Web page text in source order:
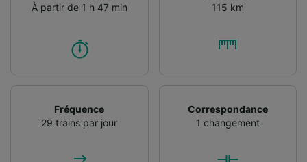
À partir de 1 h 47 min
115 km
Fréquence
29 trains par jour
Correspondance
1 changement